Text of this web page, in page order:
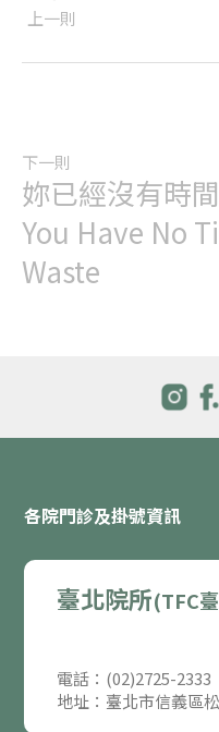
上一則
下一則
妳已經沒有時
You Have No
Waste
各院門診及掛號資訊
臺北院所(TFC
電話：(02)2725-2333
地址：臺北市信義區